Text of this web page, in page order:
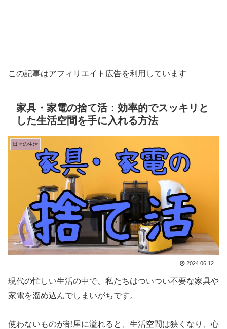
この記事はアフィリエイト広告を利用しています
家具・家電の捨て活：効率的でスッキリと
した生活空間を手に入れる方法
日々の生活
2024.06.12
現代の忙しい生活の中で、私たちはついつい不要な家具や
家電を溜め込んでしまいがちです。
使わないものが部屋に溢れると、生活空間は狭くなり、心